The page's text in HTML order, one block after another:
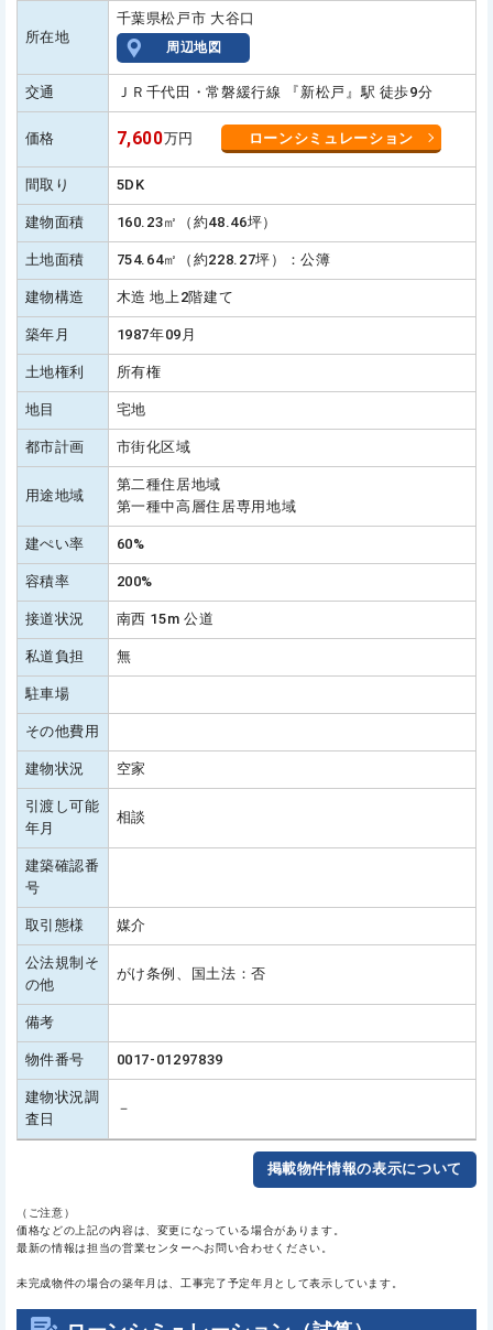
所在地
千葉県松戸市 大谷口
周辺地図
交通 ＪＲ千代田・常磐緩行線 『新松戸』駅 徒歩9分
価格 7,600万円 ローンシミュレーション
間取り 5DK
建物面積 160.23㎡（約48.46坪）
土地面積 754.64㎡（約228.27坪）：公簿
建物構造 木造 地上2階建て
築年月 1987年09月
土地権利 所有権
地目 宅地
都市計画 市街化区域
用途地域
第二種住居地域
第一種中高層住居専用地域
建ぺい率 60%
容積率 200%
接道状況 南西 15m 公道
私道負担 無
駐車場
その他費用
建物状況 空家
引渡し可能
年月
相談
建築確認番
号
取引態様 媒介
公法規制そ
の他
がけ条例、国土法：否
備考
物件番号 0017-01297839
建物状況調
査日
－
掲載物件情報の表示について
（ご注意）
価格などの上記の内容は、変更になっている場合があります。
最新の情報は担当の営業センターへお問い合わせください。
未完成物件の場合の築年月は、工事完了予定年月として表示しています。